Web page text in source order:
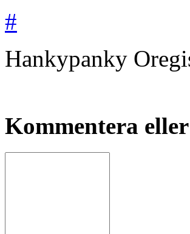
#
Hankypanky
Kommentera eller